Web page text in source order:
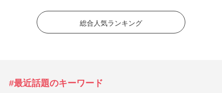
総合人気ランキング
#最近話題のキーワード